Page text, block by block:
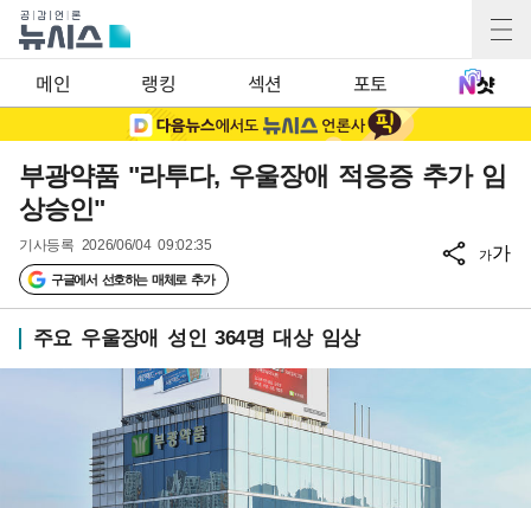
메인 랭킹 섹션 포토
부광약품 "라투다, 우울장애 적응증 추가 임
상승인"
기사등록 2026/06/04 09:02:35
구글에서 선호하는 매체로 추가
가가
주요 우울장애 성인 364명 대상 임상